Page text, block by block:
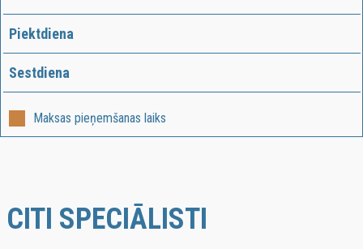
Piektdiena
Sestdiena
Maksas pieņemšanas laiks
CITI SPECIĀLISTI